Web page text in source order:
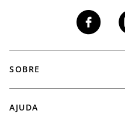
SOBRE
AJUDA